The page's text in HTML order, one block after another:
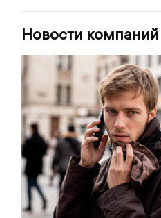
Новости компаний